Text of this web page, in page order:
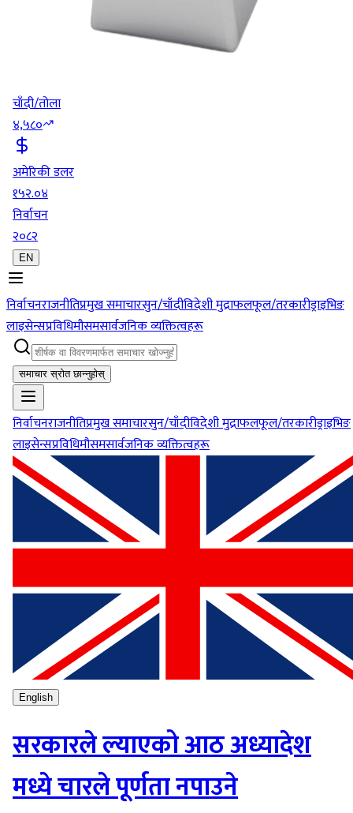
चाँदी/तोला
४,५८०
अमेरिकी डलर
१५२.०४
निर्वाचन
२०८२
EN
निर्वाचनराजनीतिप्रमुख समाचारसुन/चाँदीविदेशी मुद्राफलफूल/तरकारीड्राइभिङ
लाइसेन्सप्रविधिमौसमसार्वजनिक व्यक्तित्वहरू
समाचार स्रोत छान्नुहोस्
निर्वाचनराजनीतिप्रमुख समाचारसुन/चाँदीविदेशी मुद्राफलफूल/तरकारीड्राइभिङ
लाइसेन्सप्रविधिमौसमसार्वजनिक व्यक्तित्वहरू
English
सरकारले ल्याएको आठ अध्यादेश
मध्ये चारले पूर्णता नपाउने